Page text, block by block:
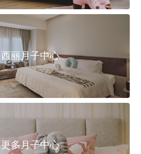
西丽月子中心
更多月子中心